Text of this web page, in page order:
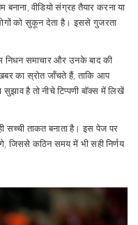
वीडियो संग्रह तैयार करना या
को सुकून देता है। इससे गुजरता
निधन समाचार और उनके बाद की
का स्रोत जाँचते हैं, ताकि आप
है तो नीचे टिप्पणी बॉक्स में लिखें
सच्ची ताकत बनाता है। इस पेज पर
जिससे कठिन समय में भी सही निर्णय